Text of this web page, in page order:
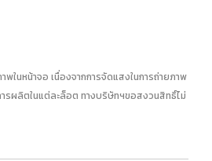
ในหน้าจอ เนื่องจากการจัดแสงในการถ่ายภาพ
รผลิตในแต่ละล็อต ทางบริษัทฯขอสงวนสิทธิ์ไม่